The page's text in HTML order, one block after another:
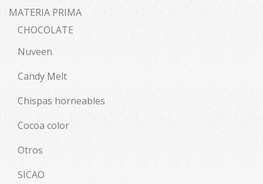
MATERIA PRIMA
CHOCOLATE
Nuveen
Candy Melt
Chispas horneables
Cocoa color
Otros
SICAO